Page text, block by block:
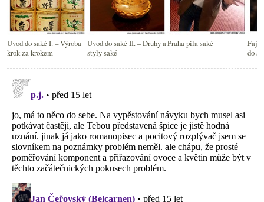
Úvod do saké I. – Výroba
krok za krokem
Úvod do saké II. – Druhy a
styly saké
Praha pila saké
Fajn
do